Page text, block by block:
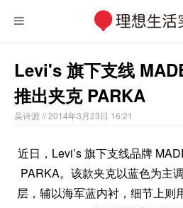
Levi's 旗下支线
推出夹克 PARKA
吴诗源 // 2014年3月23日 16:21
近日，Levi’s 旗下支线品牌
PARKA。该款夹克以蓝色为主
层，辅以海军蓝内衬，细节上则